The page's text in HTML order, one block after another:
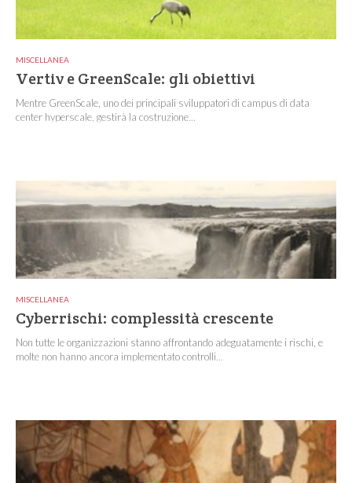
MISCELLANEA
Vertiv e GreenScale: gli obiettivi
Mentre GreenScale, uno dei principali sviluppatori di campus di data
center hyperscale, gestirà la costruzione...
MISCELLANEA
Cyberrischi: complessità crescente
Non tutte le organizzazioni stanno affrontando adeguatamente i rischi, e
molte non hanno ancora implementato controlli...